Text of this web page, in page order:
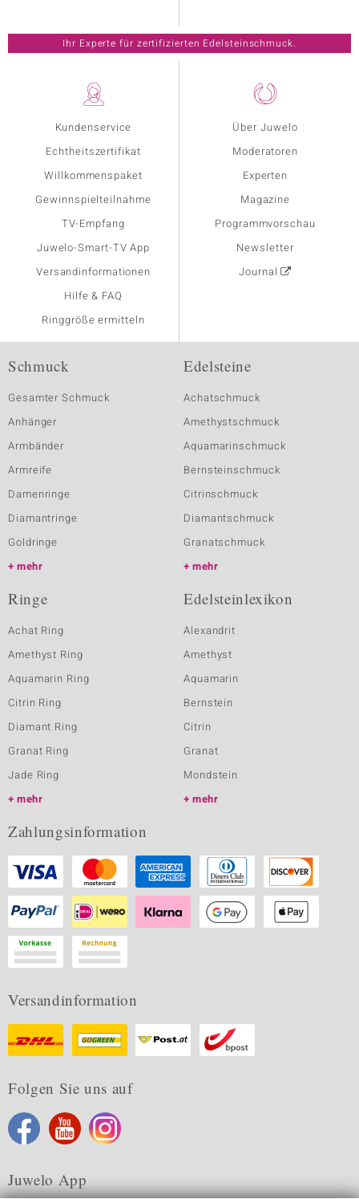
Kundenservice
Echtheitszertifikat
Willkommenspaket
Gewinnspielteilnahme
TV-Empfang
Juwelo-Smart-TV App
Versandinformationen
Hilfe & FAQ
Ringgröße ermitteln
Über Juwelo
Moderatoren
Experten
Magazine
Programmvorschau
Newsletter
Journal
Ihr Experte für zertifizierten Edelsteinschmuck.
Schmuck
Gesamter Schmuck
Anhänger
Armbänder
Armreife
Damenringe
Diamantringe
Goldringe
mehr
Edelsteine
Achatschmuck
Amethystschmuck
Aquamarinschmuck
Bernsteinschmuck
Citrinschmuck
Diamantschmuck
Granatschmuck
mehr
Ringe
Achat Ring
Amethyst Ring
Aquamarin Ring
Citrin Ring
Diamant Ring
Granat Ring
Jade Ring
mehr
Edelsteinlexikon
Alexandrit
Amethyst
Aquamarin
Bernstein
Citrin
Granat
Mondstein
mehr
Zahlungsinformation
Versandinformation
Folgen Sie uns auf
Juwelo App